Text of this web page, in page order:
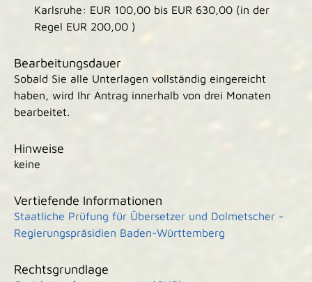
Karlsruhe: EUR 100,00 bis EUR 630,00 (in der
Regel EUR 200,00 )
Bearbeitungsdauer
Sobald Sie alle Unterlagen vollständig eingereicht
haben, wird Ihr Antrag innerhalb von drei Monaten
bearbeitet.
Hinweise
keine
Vertiefende Informationen
Staatliche Prüfung für Übersetzer und Dolmetscher -
Regierungspräsidien Baden-Württemberg
Rechtsgrundlage